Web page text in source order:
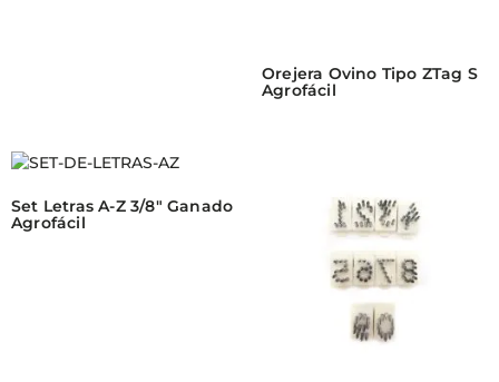
Orejera Ovino Tipo ZTag S
Agrofácil
Set Letras A-Z 3/8″ Ganado
Agrofácil